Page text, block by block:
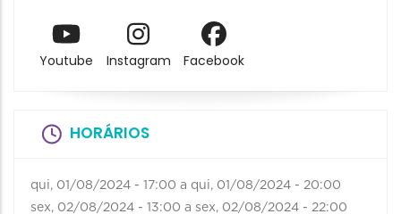
Youtube Instagram Facebook
HORÁRIOS
qui, 01/08/2024 - 17:00 a qui, 01/08/2024 - 20:00
sex, 02/08/2024 - 13:00 a sex, 02/08/2024 - 22:00